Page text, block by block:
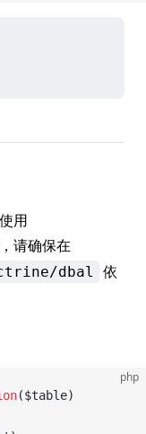
用
请确保在
dbal
依
php
($table)